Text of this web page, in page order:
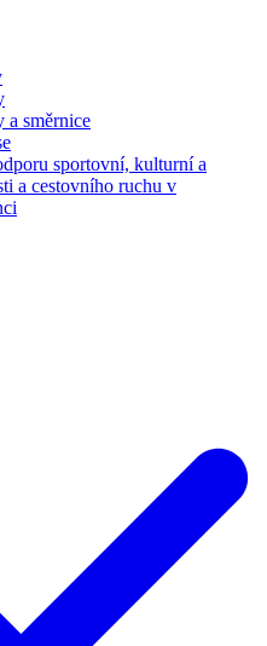
a směrnice
sportovní, kulturní a
a cestovního ruchu v